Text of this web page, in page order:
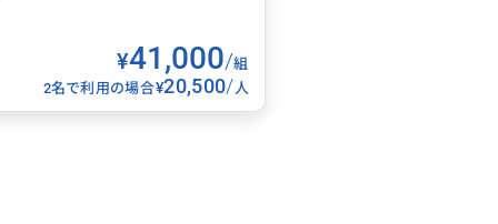
¥41,000/組
2名で利用の場合¥20,500/人